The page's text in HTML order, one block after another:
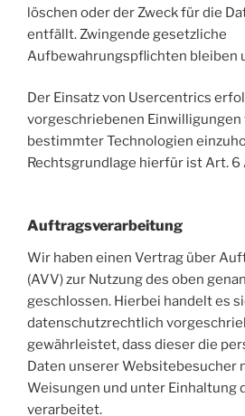
löschen oder der Zweck für die
entfällt. Zwingende gesetzliche
Aufbewahrungspflichten bleiben
Der Einsatz von Usercentrics
vorgeschriebenen Einwilligungen
bestimmter Technologien
Rechtsgrundlage hierfür ist Art. 6
Auftragsverarbeitung
Wir haben einen Vertrag über
(AVV) zur Nutzung des oben
geschlossen. Hierbei handelt es
datenschutzrechtlich
gewährleistet, dass dieser die
Daten unserer Websitebesucher
Weisungen und unter Einhaltung
verarbeitet.